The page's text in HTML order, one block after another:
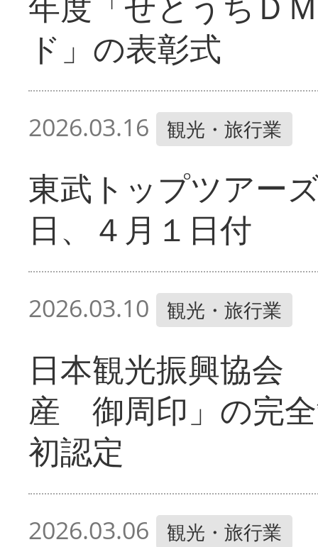
ド」の表彰式
2026.03.16 観光・旅行業
東武トップツアー
日、４月１日付
2026.03.10 観光・旅行業
日本観光振興協会
産 御周印」の完
初認定
2026.03.06 観光・旅行業